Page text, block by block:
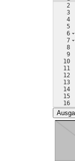
2
3
4
5
6
7
8
9
10
11
12
13
14
15
16